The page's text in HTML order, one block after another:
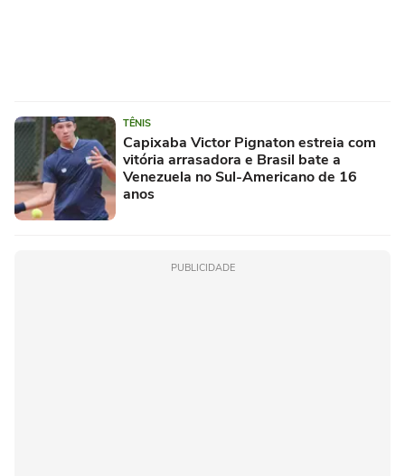
TÊNIS
Capixaba Victor Pignaton estreia com
vitória arrasadora e Brasil bate a
Venezuela no Sul-Americano de 16
anos
PUBLICIDADE